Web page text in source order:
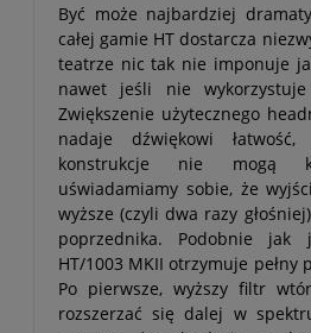
Być może najbardziej
całej gamie HT dostarcza
teatrze nic tak nie imponuje
nawet jeśli nie
Zwiększenie użytecznego
nadaje dźwiękowi
konstrukcje nie mogą
uświadamiamy sobie, że
wyższe (czyli dwa razy
poprzednika. Podobnie jak
HT/1003 MKII otrzymuje pełny
Po pierwsze, wyższy filtr
rozszerzać się dalej w